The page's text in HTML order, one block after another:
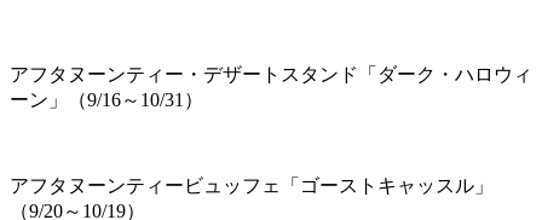
アフタヌーンティー・デザートスタンド「ダーク・ハロウィ
ーン」（9/16～10/31）
アフタヌーンティービュッフェ「ゴーストキャッスル」
（9/20～10/19）